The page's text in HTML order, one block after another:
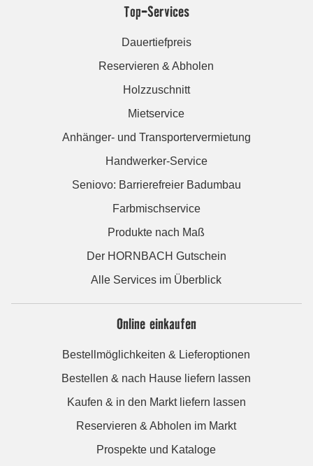
Top-Services
Dauertiefpreis
Reservieren & Abholen
Holzzuschnitt
Mietservice
Anhänger- und Transportervermietung
Handwerker-Service
Seniovo: Barrierefreier Badumbau
Farbmischservice
Produkte nach Maß
Der HORNBACH Gutschein
Alle Services im Überblick
Online einkaufen
Bestellmöglichkeiten & Lieferoptionen
Bestellen & nach Hause liefern lassen
Kaufen & in den Markt liefern lassen
Reservieren & Abholen im Markt
Prospekte und Kataloge